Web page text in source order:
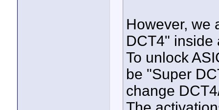
However, we
DCT4" inside
To unlock
be "Super
change